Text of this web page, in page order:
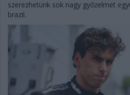
szerezhetünk sok nagy győzelmet
brazil.